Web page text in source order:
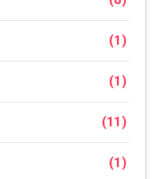
(1)
(1)
(11)
(1)